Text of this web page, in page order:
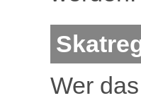
Wer